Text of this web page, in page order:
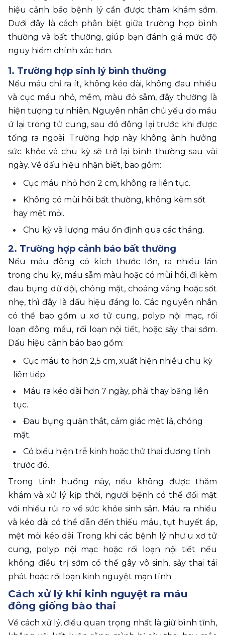
hiệu cảnh báo bệnh lý cần được thăm khám sớm.
Dưới đây là cách phân biệt giữa trường hợp bình
thường và bất thường, giúp bạn đánh giá mức độ
nguy hiểm chính xác hơn.
1. Trường hợp sinh lý bình thường
Nếu máu chỉ ra ít, không kéo dài, không đau nhiều
và cục máu nhỏ, mềm, màu đỏ sẫm, đây thường là
hiện tượng tự nhiên. Nguyên nhân chủ yếu do máu
ứ lại trong tử cung, sau đó đông lại trước khi được
tống ra ngoài. Trường hợp này không ảnh hưởng
sức khỏe và chu kỳ sẽ trở lại bình thường sau vài
ngày. Về dấu hiệu nhận biết, bao gồm:
Cục máu nhỏ hơn 2 cm, không ra liên tục.
Không có mùi hôi bất thường, không kèm sốt
hay mệt mỏi.
Chu kỳ và lượng máu ổn định qua các tháng.
2. Trường hợp cảnh báo bất thường
Nếu máu đông có kích thước lớn, ra nhiều lần
trong chu kỳ, máu sẫm màu hoặc có mùi hôi, đi kèm
đau bụng dữ dội, chóng mặt, choáng váng hoặc sốt
nhẹ, thì đây là dấu hiệu đáng lo. Các nguyên nhân
có thể bao gồm u xơ tử cung, polyp nội mạc, rối
loạn đông máu, rối loạn nội tiết, hoặc sảy thai sớm.
Dấu hiệu cảnh báo bao gồm:
Cục máu to hơn 2,5 cm, xuất hiện nhiều chu kỳ
liên tiếp.
Máu ra kéo dài hơn 7 ngày, phải thay băng liên
tục.
Đau bụng quặn thắt, cảm giác mệt lả, chóng
mặt.
Có biểu hiện trễ kinh hoặc thử thai dương tính
trước đó.
Trong tình huống này, nếu không được thăm
khám và xử lý kịp thời, người bệnh có thể đối mặt
với nhiều rủi ro về sức khỏe sinh sản. Máu ra nhiều
và kéo dài có thể dẫn đến thiếu máu, tụt huyết áp,
mệt mỏi kéo dài. Trong khi các bệnh lý như u xơ tử
cung, polyp nội mạc hoặc rối loạn nội tiết nếu
không điều trị sớm có thể gây vô sinh, sảy thai tái
phát hoặc rối loạn kinh nguyệt mạn tính.
Cách xử lý khi kinh nguyệt ra máu
đông giống bào thai
Về cách xử lý, điều quan trọng nhất là giữ bình tĩnh,